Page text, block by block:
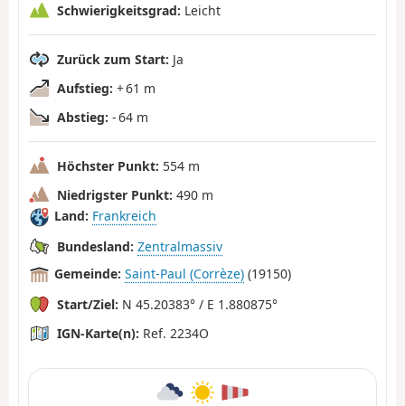
Schwierigkeitsgrad: Leicht
Zurück zum Start: Ja
Aufstieg: + 61 m
Abstieg: - 64 m
Höchster Punkt: 554 m
Niedrigster Punkt: 490 m
Land: Frankreich
Bundesland: Zentralmassiv
Gemeinde: Saint-Paul (Corrèze) (19150)
Start/Ziel: N 45.20383° / E 1.880875°
IGN-Karte(n): Ref. 2234O